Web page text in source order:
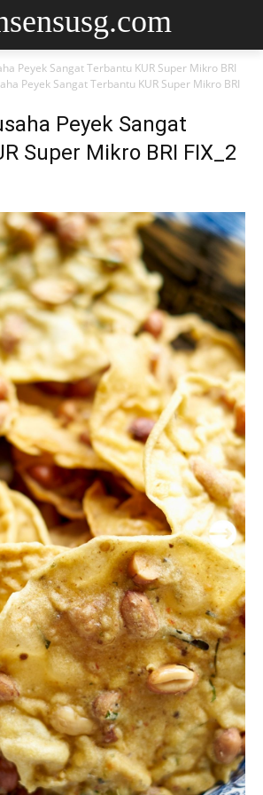
Peyek Sangat Terbantu KUR Super Mikro BRI
Peyek Sangat Terbantu KUR Super Mikro BRI
Peyek Sangat
Super Mikro BRI FIX_2